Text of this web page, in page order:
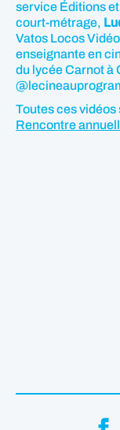
service Éditions
court-métrage,
Vatos Locos
enseignante en
du lycée Carnot à
Toutes ces vidéos
Rencontre